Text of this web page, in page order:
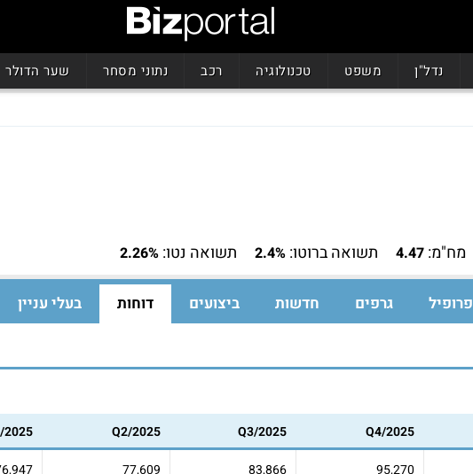
נדל"ן משפט טכנולוגיה רכב נתוני מסחר שער הדולר
מח"מ: 4.47 תשואה ברוטו: 2.4% תשואה נטו: 2.26%
פרופיל גרפים חדשות ביצועים דוחות בעלי עניין
Q4/2025
Q3/2025
Q2/2025
2025
95,270
83,866
77,609